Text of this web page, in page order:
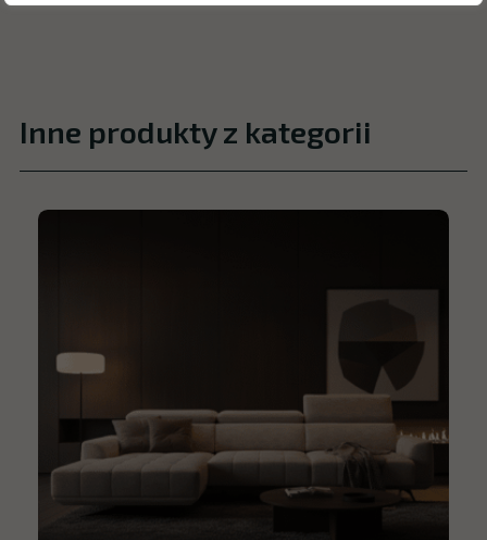
Inne produkty z kategorii